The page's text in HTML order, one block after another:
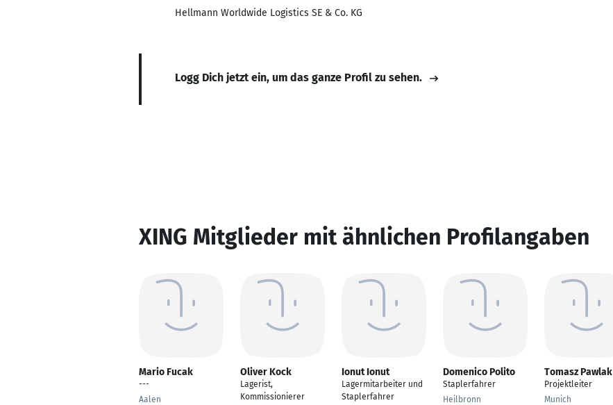
Hellmann Worldwide Logistics SE & Co. KG
Logg Dich jetzt ein, um das ganze Profil zu sehen.
XING Mitglieder mit ähnlichen Profilangaben
Mario Fucak
---
Aalen
Oliver Kock
Lagerist,
Kommissionierer
Ionut Ionut
Lagermitarbeiter und
Staplerfahrer
Domenico Polito
Staplerfahrer
Heilbronn
Tomasz Pawlak
Projektleiter
Munich